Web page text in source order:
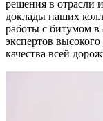
решения в отрасли
доклады наших
работы с битумом
экспертов
качества всей